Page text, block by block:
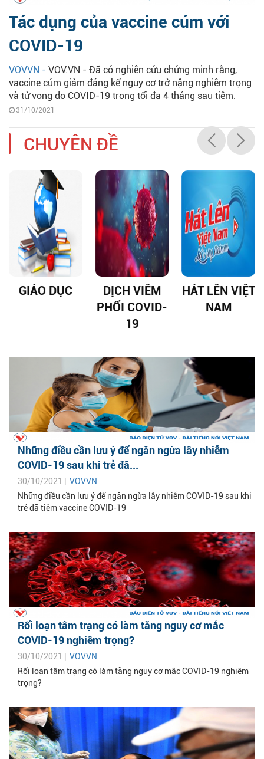
Tác dụng của vaccine cúm với
COVID-19
VOVVN - VOV.VN - Đã có nghiên cứu chứng minh rằng,
vaccine cúm giảm đáng kể nguy cơ trở nặng nghiêm trọng
và tử vong do COVID-19 trong tối đa 4 tháng sau tiêm.
31/10/2021
CHUYÊN ĐỀ
GIÁO DỤC
DỊCH VIÊM
PHỔI COVID-
19
HÁT LÊN VIỆT
NAM
Những điều cần lưu ý để ngăn ngừa lây nhiễm
COVID-19 sau khi trẻ đã...
30/10/2021 | VOVVN
Những điều cần lưu ý để ngăn ngừa lây nhiễm COVID-19 sau khi
trẻ đã tiêm vaccine COVID-19
Rối loạn tâm trạng có làm tăng nguy cơ mắc
COVID-19 nghiêm trọng?
30/10/2021 | VOVVN
Rối loạn tâm trạng có làm tăng nguy cơ mắc COVID-19 nghiêm
trọng?